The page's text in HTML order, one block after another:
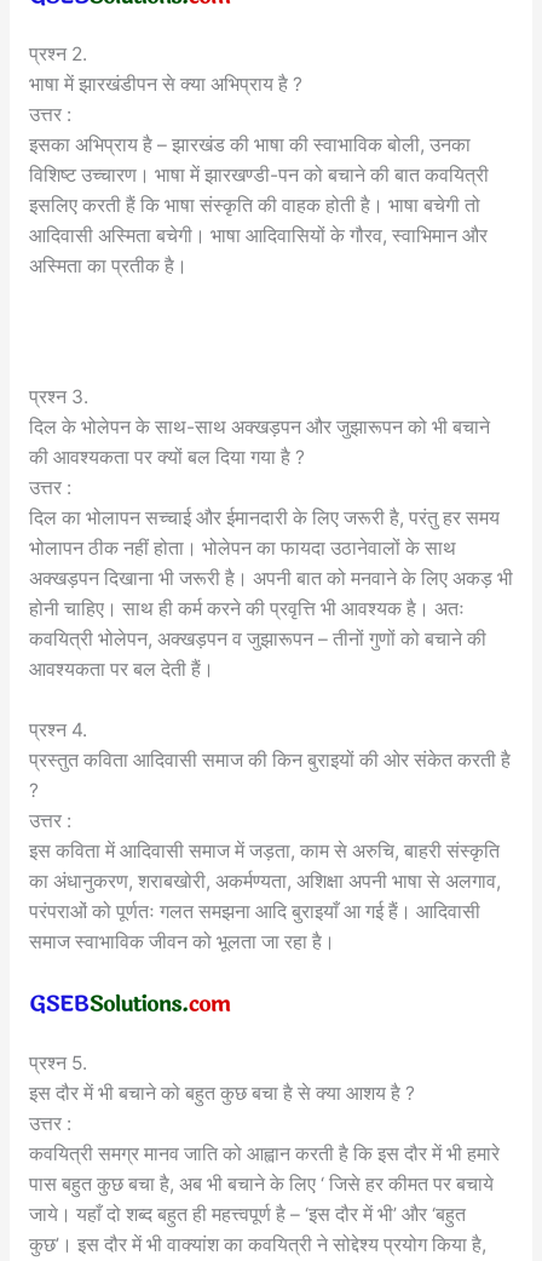
प्रश्न 2.
भाषा में झारखंडीपन से क्या अभिप्राय है ?
उत्तर :
इसका अभिप्राय है – झारखंड की भाषा की स्वाभाविक बोली, उनका
विशिष्ट उच्चारण। भाषा में झारखण्डी-पन को बचाने की बात कवयित्री
इसलिए करती हैं कि भाषा संस्कृति की वाहक होती है। भाषा बचेगी तो
आदिवासी अस्मिता बचेगी। भाषा आदिवासियों के गौरव, स्वाभिमान और
अस्मिता का प्रतीक है।
प्रश्न 3.
दिल के भोलेपन के साथ-साथ अक्खड़पन और जुझारूपन को भी बचाने
की आवश्यकता पर क्यों बल दिया गया है ?
उत्तर :
दिल का भोलापन सच्चाई और ईमानदारी के लिए जरूरी है, परंतु हर समय
भोलापन ठीक नहीं होता। भोलेपन का फायदा उठानेवालों के साथ
अक्खड़पन दिखाना भी जरूरी है। अपनी बात को मनवाने के लिए अकड़ भी
होनी चाहिए। साथ ही कर्म करने की प्रवृत्ति भी आवश्यक है। अतः
कवयित्री भोलेपन, अक्खड़पन व जुझारूपन – तीनों गुणों को बचाने की
आवश्यकता पर बल देती हैं।
प्रश्न 4.
प्रस्तुत कविता आदिवासी समाज की किन बुराइयों की ओर संकेत करती है
?
उत्तर :
इस कविता में आदिवासी समाज में जड़ता, काम से अरुचि, बाहरी संस्कृति
का अंधानुकरण, शराबखोरी, अकर्मण्यता, अशिक्षा अपनी भाषा से अलगाव,
परंपराओं को पूर्णतः गलत समझना आदि बुराइयाँ आ गई हैं। आदिवासी
समाज स्वाभाविक जीवन को भूलता जा रहा है।
प्रश्न 5.
इस दौर में भी बचाने को बहुत कुछ बचा है से क्या आशय है ?
उत्तर :
कवयित्री समग्र मानव जाति को आह्वान करती है कि इस दौर में भी हमारे
पास बहुत कुछ बचा है, अब भी बचाने के लिए ‘ जिसे हर कीमत पर बचाये
जाये। यहाँ दो शब्द बहुत ही महत्त्वपूर्ण है – ‘इस दौर में भी’ और ‘बहुत
कुछ’। इस दौर में भी वाक्यांश का कवयित्री ने सोद्देश्य प्रयोग किया है,